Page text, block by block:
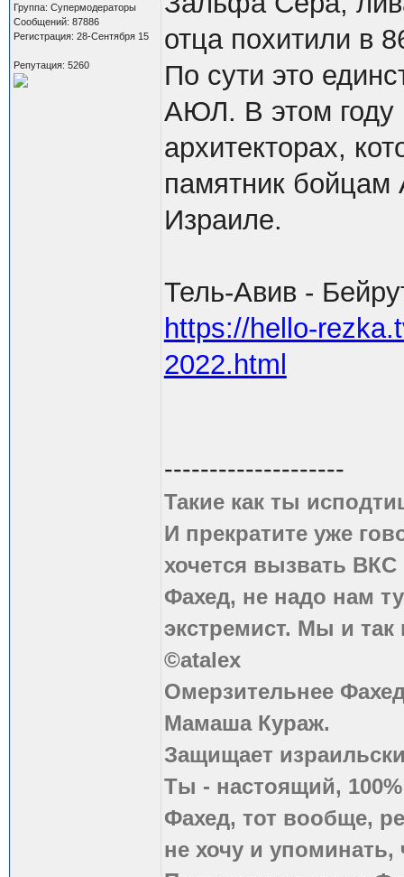
Группа: Супермодераторы
Сообщений: 87886
Регистрация: 28-Сентября 15
Репутация: 5260
отца похитили в
По сути это
АЮЛ. В этом году
архитекторах,
памятник бойцам
Израиле.
Тель-Авив -
https://hello-
2022.html
--------------------
Такие как ты
И прекратите уже
хочется вызвать
Фахед, не надо нам
экстремист. Мы и
©atalex
Омерзительнее
Мамаша Кураж.
Защищает
Ты - настоящий,
Фахед, тот вообще,
не хочу и